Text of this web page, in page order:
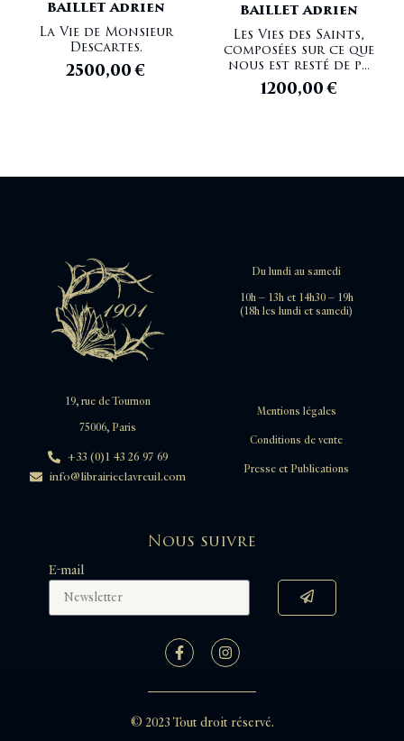
BAILLET Adrien
La Vie de Monsieur
Descartes.
2500,00€
BAILLET Adrien
Les Vies des Saints,
composées sur ce que
nous est resté de p...
1200,00€
Du lundi au samedi
10h – 13h et 14h30 – 19h
(18h les lundi et samedi)
19, rue de Tournon
75006, Paris
+33 (0)1 43 26 97 69
info@librairieclavreuil.com
Mentions légales
Conditions de vente
Presse et Publications
Nous suivre
E-mail
© 2023 Tout droit réservé.